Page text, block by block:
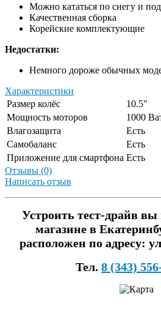
Можно кататься по снегу и
Качественная сборка
Корейские комплектующие
Недостатки:
Немного дороже обычных
Характеристики
Размер колёс
10.5"
Мощность моторов
1000
Влагозащита
Есть
Самобаланс
Есть
Приложение для смартфона Есть
Отзывы (0)
Написать отзыв
Устроить тест-драйв
магазине в
расположен по адресу:
Тел. 8 (343)